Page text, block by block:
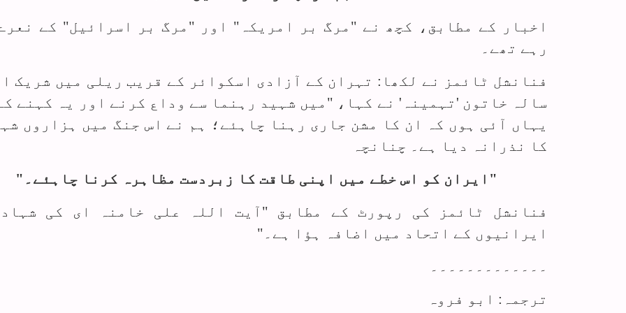
اخبار کے مطابق، کچھ نے "مرگ بر امریکہ" اور "مرگ بر اسرائیل" کے
رہے تھے۔
سالہ خاتون 'تہمینہ' نے کہا، "میں شہید رہنما سے وداع کرنے اور یہ کہنے
یہاں آئی ہوں کہ ان کا مشن جاری رہنا چاہئے؛ ہم نے اس جنگ میں ہزاروں
کا نذرانہ دیا ہے۔ چنانچہ
"ایران کو اس خطے میں اپنی طاقت کا زبردست مظاہرہ کرنا چاہئے۔"
فنانشل ٹائمز کی رپورٹ کے مطابق "آیت اللہ علی خامنہ ای کی
ایرانیوں کے اتحاد میں اضافہ ہؤا ہے۔"
۔۔۔۔۔۔۔۔۔۔۔۔۔
ترجمہ: ابو فروہ